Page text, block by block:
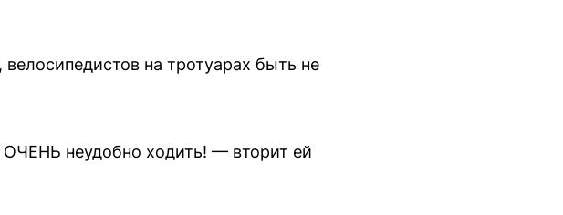
на тротуарах быть не
неудобно ходить! — вторит ей